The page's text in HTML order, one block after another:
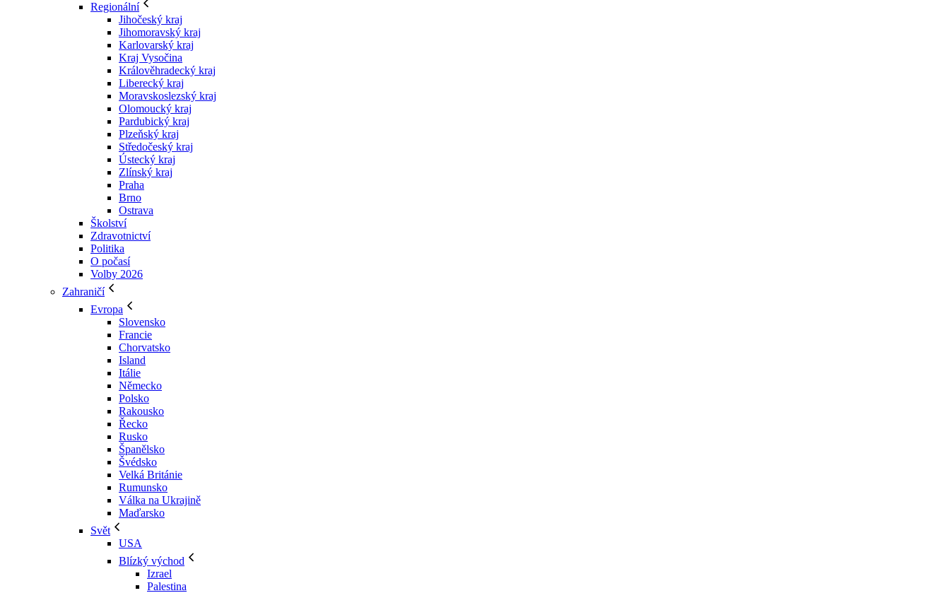
Regionální
Jihočeský kraj
Jihomoravský kraj
Karlovarský kraj
Kraj Vysočina
Králověhradecký kraj
Liberecký kraj
Moravskoslezský kraj
Olomoucký kraj
Pardubický kraj
Plzeňský kraj
Středočeský kraj
Ústecký kraj
Zlínský kraj
Praha
Brno
Ostrava
Školství
Zdravotnictví
Politika
O počasí
Volby 2026
Zahraničí
Evropa
Slovensko
Francie
Chorvatsko
Island
Itálie
Německo
Polsko
Rakousko
Řecko
Rusko
Španělsko
Švédsko
Velká Británie
Rumunsko
Válka na Ukrajině
Maďarsko
Svět
USA
Blízký východ
Izrael
Palestina